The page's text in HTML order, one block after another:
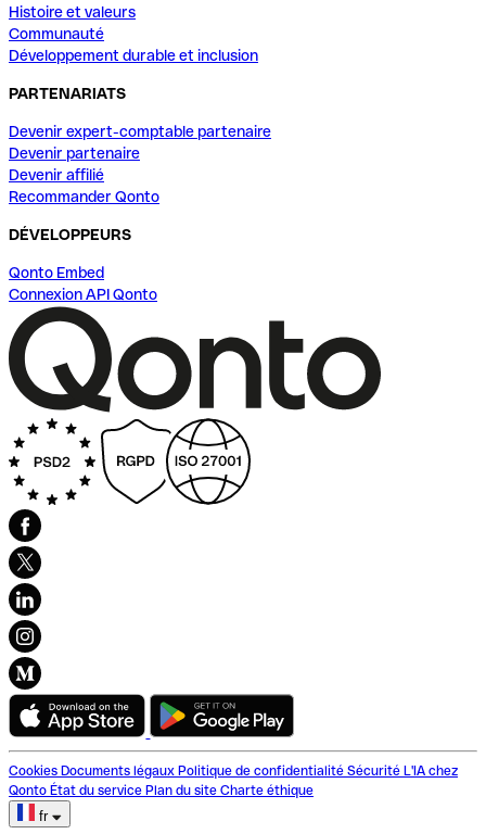
Histoire et valeurs
Communauté
Développement durable et inclusion
PARTENARIATS
Devenir expert-comptable partenaire
Devenir partenaire
Devenir affilié
Recommander Qonto
DÉVELOPPEURS
Qonto Embed
Connexion API Qonto
Cookies Documents légaux Politique de confidentialité Sécurité L'IA chez
Qonto État du service Plan du site Charte éthique
fr